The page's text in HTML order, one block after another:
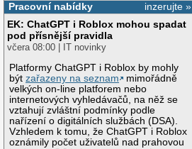
inzerujte »
Pracovní nabídky
EK: ChatGPT i Roblox mohou spadat
pod přísnější pravidla
včera 08:00 | IT novinky
Platformy ChatGPT i Roblox by mohly
býtzařazeny na seznam
mimořádně
velkých on-line platforem nebo
internetových vyhledávačů, na něž se
vztahují zvláštní podmínky podle
nařízení o digitálních službách (DSA).
Vzhledem k tomu, že ChatGPT i Roblox
oznámily počet uživatelů nad prahovou